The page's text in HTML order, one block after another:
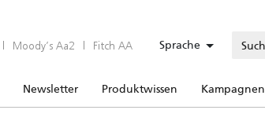
| Moody’s Aa2 | Fitch AA Sprache
Newsletter Produktwissen Kampagnen